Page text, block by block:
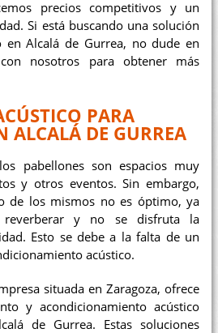
precios competitivos y un
Si está buscando una solución
en Alcalá de Gurrea, no dude en
nosotros para obtener más
PARA
ALCALÁ DE GURREA
pabellones son espacios muy
y otros eventos. Sin embargo,
de los mismos no es óptimo, ya
y no se disfruta la
Esto se debe a la falta de un
acústico.
situada en Zaragoza, ofrece
y acondicionamiento acústico
de Gurrea. Estas soluciones